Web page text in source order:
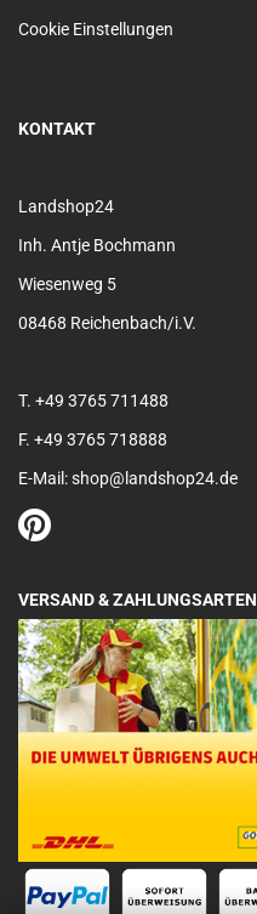
Cookie Einstellungen
KONTAKT
Landshop24
Inh. Antje Bochmann
Wiesenweg 5
08468 Reichenbach/i.V.
T. +49 3765 711488
F. +49 3765 718888
E-Mail: shop@landshop24.de
VERSAND & ZAHLUNGSARTEN